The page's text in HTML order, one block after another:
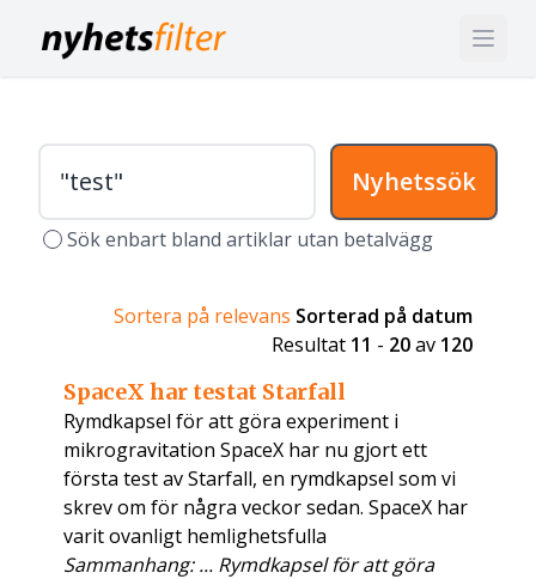
Nyhetssök
Sök enbart bland artiklar utan betalvägg
Sortera på relevans Sorterad på datum
Resultat 11 - 20av 120
SpaceX har testat Starfall
Rymdkapsel för att göra experiment i
mikrogravitation SpaceX har nu gjort ett
första test av Starfall, en rymdkapsel som vi
skrev om för några veckor sedan. SpaceX har
varit ovanligt hemlighetsfulla
Sammanhang: ... Rymdkapsel för att göra